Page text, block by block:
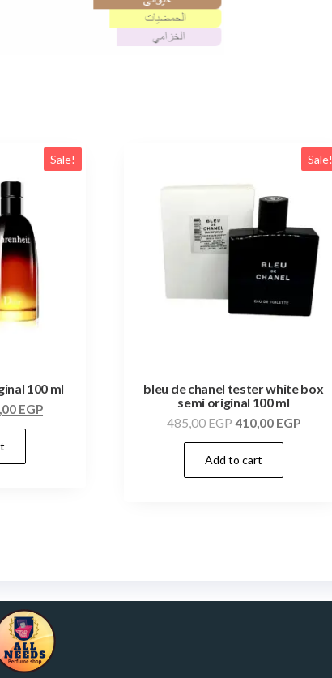
Sale!
100 ml
EGP
Sale!
bleu de chanel tester white box
semi original 100 ml
485,00EGP410,00 EGP
Add to cart